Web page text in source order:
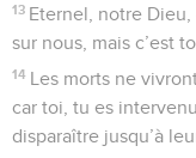
13 Eternel, notre
sur nous, mais c’est
14 Les morts ne
car toi, tu es
disparaître jusqu’à